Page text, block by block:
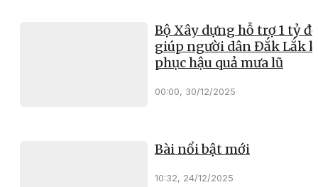
Bộ Xây dựng hỗ trợ 1 tỷ
giúp người dân Đắk Lắk
phục hậu quả mưa lũ
00:00, 30/12/2025
Bài nổi bật mới
10:32, 24/12/2025